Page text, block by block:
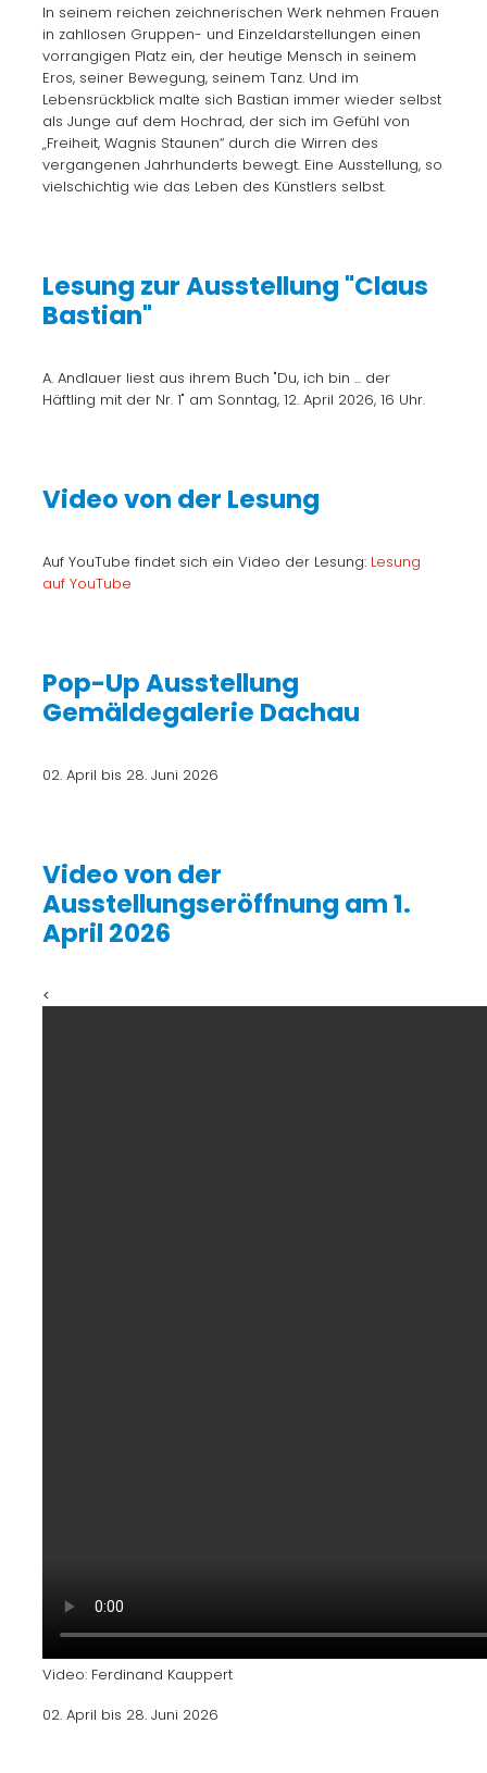
In seinem reichen zeichnerischen Werk nehmen Frauen
in zahllosen Gruppen- und Einzeldarstellungen einen
vorrangigen Platz ein, der heutige Mensch in seinem
Eros, seiner Bewegung, seinem Tanz. Und im
Lebensrückblick malte sich Bastian immer wieder selbst
als Junge auf dem Hochrad, der sich im Gefühl von
„Freiheit, Wagnis Staunen“ durch die Wirren des
vergangenen Jahrhunderts bewegt. Eine Ausstellung, so
vielschichtig wie das Leben des Künstlers selbst.
Lesung zur Ausstellung "Claus
Bastian"
A. Andlauer liest aus ihrem Buch "Du, ich bin ... der
Häftling mit der Nr. 1" am Sonntag, 12. April 2026, 16 Uhr.
Video von der Lesung
Auf YouTube findet sich ein Video der Lesung: Lesung
auf YouTube
Pop-Up Ausstellung
Gemäldegalerie Dachau
02. April bis 28. Juni 2026
Video von der
Ausstellungseröffnung am 1.
April 2026
<
Video: Ferdinand Kauppert
02. April bis 28. Juni 2026